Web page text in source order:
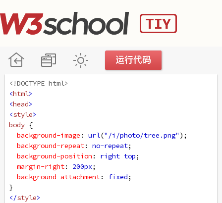
<!DOCTYPE html>
<html>
<head>
<style>
body {
background-image : url("/i/photo/tree.png" );
background-repeat: no-repeat;
background-position : right top;
margin-right: 200px;
background-attachment: fixed;
}
</style>